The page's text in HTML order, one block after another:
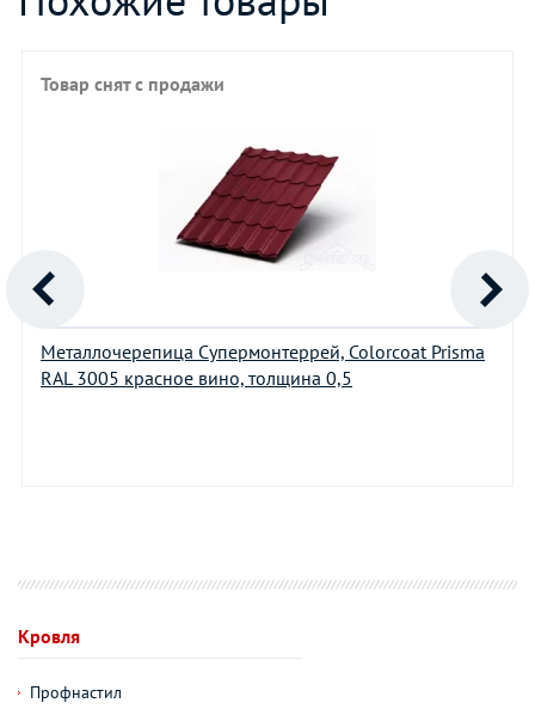
Металлочерепица Супермонтеррей, Colorcoat Prisma
RAL 3005 красное вино, толщина 0,5
Товар снят с продажи
Кровля
Профнастил